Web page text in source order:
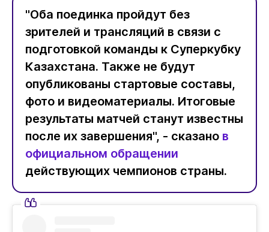
"Оба поединка пройдут без
зрителей и трансляций в связи с
подготовкой команды к Суперкубку
Казахстана. Также не будут
опубликованы стартовые составы,
фото и видеоматериалы. Итоговые
результаты матчей станут известны
после их завершения", - сказано в
официальном обращении
действующих чемпионов страны.